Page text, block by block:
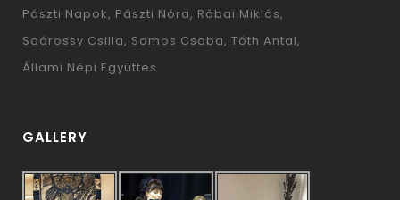
Pászti Napok Pászti Nóra Rábai Miklós
Saárossy Csilla Somos Csaba Tóth Antal
Állami Népi Együttes
GALLERY